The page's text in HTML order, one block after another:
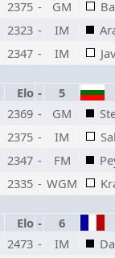
2375 - GM
2323 - IM
2347 - IM
Elo -
5
2369 - GM
2375 - IM
2347 - FM
2335 - WGM
Elo -
6
2473 - IM